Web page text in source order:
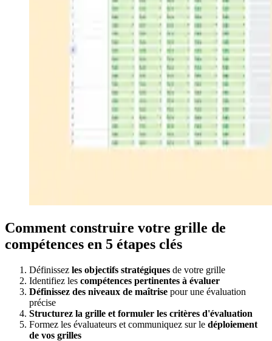
Comment construire votre grille de
compétences en 5 étapes clés
Définissez les objectifs stratégiques de votre grille
Identifiez les compétences pertinentes à évaluer
Définissez des niveaux de maîtrise pour une évaluation
précise
Structurez la grille et formuler les critères d'évaluation
Formez les évaluateurs et communiquez sur le déploiement
de vos grilles